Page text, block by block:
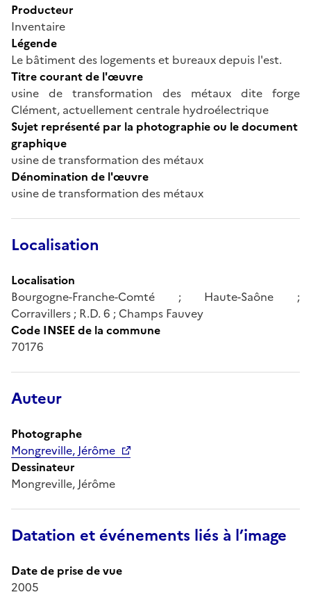
Producteur
Inventaire
Légende
Le bâtiment des logements et bureaux depuis l'est.
Titre courant de l'œuvre
usine de transformation des métaux dite forge
Clément, actuellement centrale hydroélectrique
Sujet représenté par la photographie ou le document
graphique
usine de transformation des métaux
Dénomination de l'œuvre
usine de transformation des métaux
Localisation
Localisation
Bourgogne-Franche-Comté ; Haute-Saône ;
Corravillers ; R.D. 6 ; Champs Fauvey
Code INSEE de la commune
70176
Auteur
Photographe
Mongreville, Jérôme
Dessinateur
Mongreville, Jérôme
Datation et événements liés à l’image
Date de prise de vue
2005